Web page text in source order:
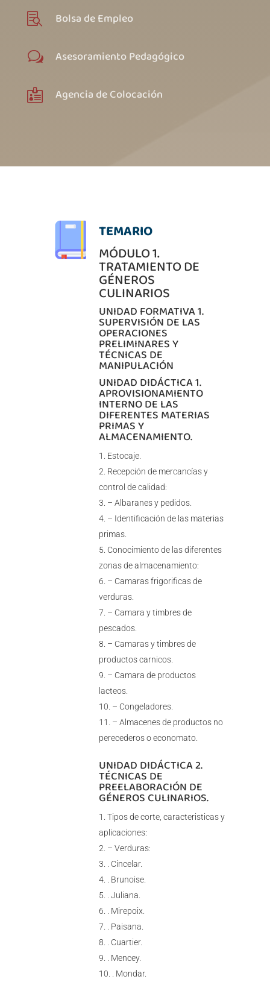
 Bolsa de Empleo
w Asesoramiento Pedagógico
 Agencia de Colocación
TEMARIO
MÓDULO 1.
TRATAMIENTO DE
GÉNEROS
CULINARIOS
UNIDAD FORMATIVA 1.
SUPERVISIÓN DE LAS
OPERACIONES
PRELIMINARES Y
TÉCNICAS DE
MANIPULACIÓN
UNIDAD DIDÁCTICA 1.
APROVISIONAMIENTO
INTERNO DE LAS
DIFERENTES MATERIAS
PRIMAS Y
ALMACENAMIENTO.
Estocaje.
Recepción de mercancías y
control de calidad:
– Albaranes y pedidos.
– Identificación de las materias
primas.
Conocimiento de las diferentes
zonas de almacenamiento:
– Camaras frigorificas de
verduras.
– Camara y timbres de
pescados.
– Camaras y timbres de
productos carnicos.
– Camara de productos
lacteos.
– Congeladores.
– Almacenes de productos no
perecederos o economato.
UNIDAD DIDÁCTICA 2.
TÉCNICAS DE
PREELABORACIÓN DE
GÉNEROS CULINARIOS.
Tipos de corte, caracteristicas y
aplicaciones:
– Verduras:
. Cincelar.
. Brunoise.
. Juliana.
. Mirepoix.
. Paisana.
. Cuartier.
. Mencey.
. Mondar.